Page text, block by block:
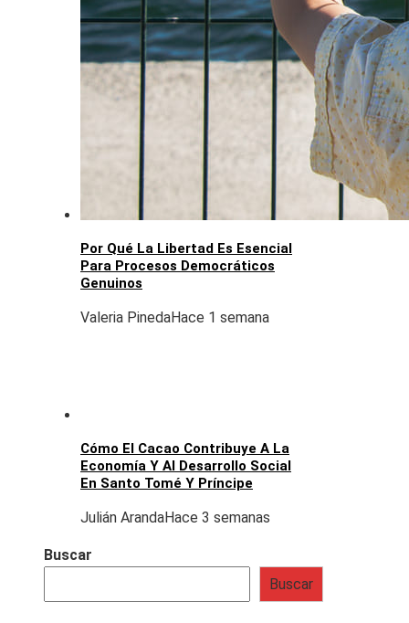
Por Qué La Libertad Es Esencial
Para Procesos Democráticos
Genuinos
Valeria PinedaHace 1 semana
Cómo El Cacao Contribuye A La
Economía Y Al Desarrollo Social
En Santo Tomé Y Príncipe
Julián ArandaHace 3 semanas
Buscar
Buscar